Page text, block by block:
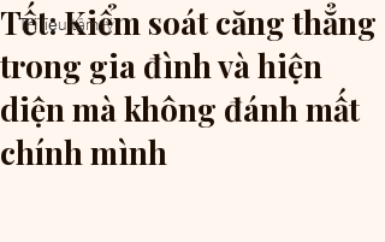
Trị liệu tâm lý
Tết: Kiểm soát căng thẳng
trong gia đình và hiện
diện mà không đánh mất
chính mình